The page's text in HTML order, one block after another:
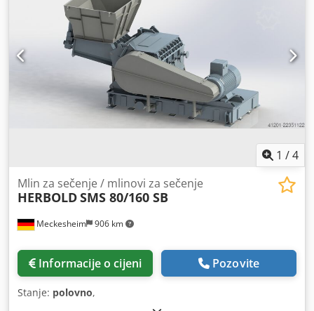
1 /4
Meckesheim 906 km
Mlin za sečenje / mlinovi za sečenje
HERBOLDSMS 80/160 SB
Informacije o cijeni Pozovite
Stanje: polovno,